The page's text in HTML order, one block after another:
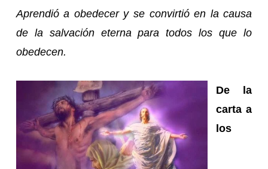
Aprendió a obedecer y se convirtió en la causa
de la salvación eterna para todos los que lo
obedecen.
De la
carta a
los